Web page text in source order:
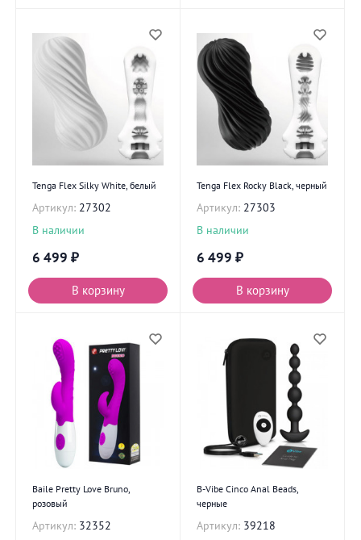
Tenga Flex Silky White, белый
Артикул: 27302
В наличии
6 499 ₽
В корзину
Tenga Flex Rocky Black, черный
Артикул: 27303
В наличии
6 499 ₽
В корзину
Baile Pretty Love Bruno,
розовый
Артикул: 32352
B-Vibe Cinco Anal Beads,
черные
Артикул: 39218